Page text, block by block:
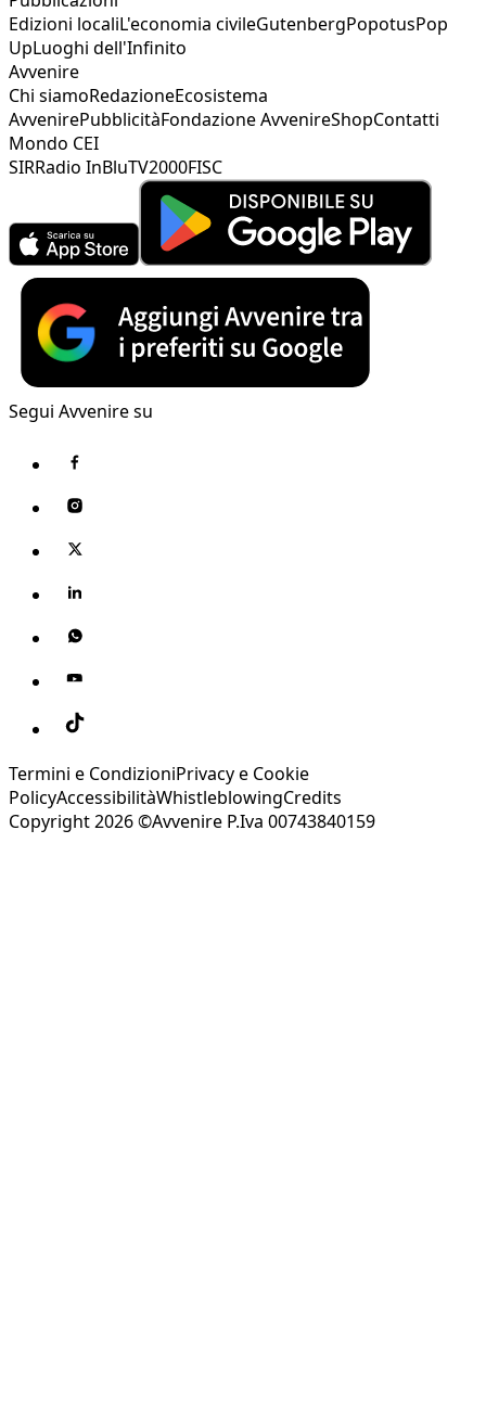
Edizioni localiL'economia civileGutenbergPopotusPop
UpLuoghi dell'Infinito
Avvenire
Chi siamoRedazioneEcosistema
AvvenirePubblicitàFondazione AvvenireShopContatti
Mondo CEI
SIRRadio InBluTV2000FISC
Segui Avvenire su
Termini e CondizioniPrivacy e Cookie
PolicyAccessibilitàWhistleblowingCredits
Copyright 2026 ©Avvenire P.Iva 00743840159